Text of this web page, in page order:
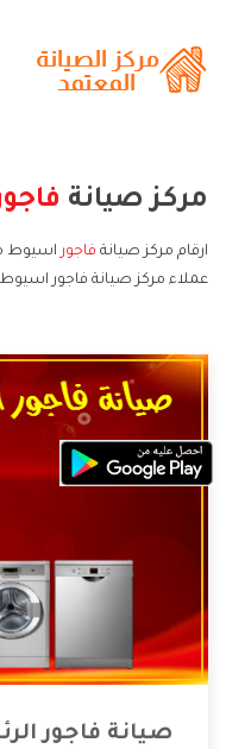
مركز صيانة
ارقام مركز صيانة فاجور اسيوط
عملاء مركز صيانة فاجور
صيانة فاجور